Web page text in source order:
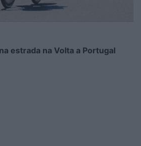
estrada na Volta a Portugal